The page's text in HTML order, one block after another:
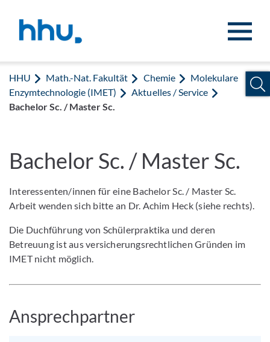
HHU Math.-Nat. Fakultät Chemie
Molekulare
Enzymtechnologie (IMET)
Aktuelles / Service
Bachelor Sc. / Master Sc.
Bachelor Sc. / Master Sc.
Interessenten/innen für eine Bachelor Sc. / Master Sc.
Arbeit wenden sich bitte an Dr. Achim Heck (siehe rechts).
Die Duchführung von Schülerpraktika und deren
Betreuung ist aus versicherungsrechtlichen Gründen im
IMET nicht möglich.
Ansprechpartner